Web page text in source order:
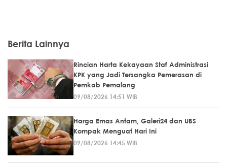
Berita Lainnya
Rincian Harta Kekayaan Staf Administrasi
KPK yang Jadi Tersangka Pemerasan di
Pemkab Pemalang
09/08/2026 14:51 WIB
Harga Emas Antam, Galeri24 dan UBS
Kompak Menguat Hari Ini
09/08/2026 14:45 WIB